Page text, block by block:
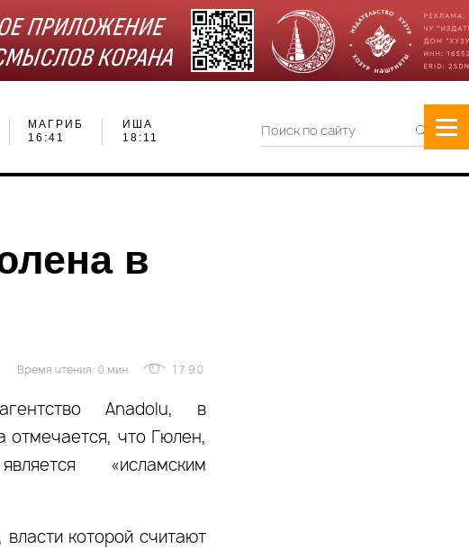
МАГРИБ
16:41
ИША
18:11
в
Время чтения: 0 мин 1790
Anadolu, в
отмечается, что Гюлен,
«исламским
которой считают